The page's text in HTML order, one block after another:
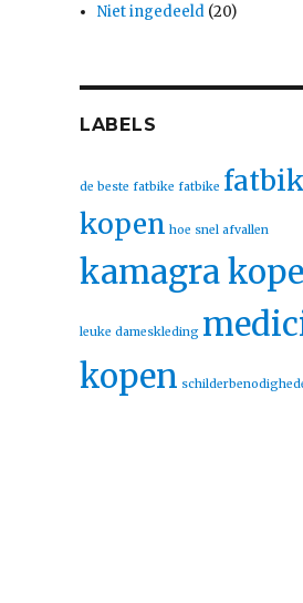
Niet ingedeeld (20)
LABELS
de beste fatbike fatbike
kopen hoe snel afvallen
kamagra
leuke dameskleding
kopen